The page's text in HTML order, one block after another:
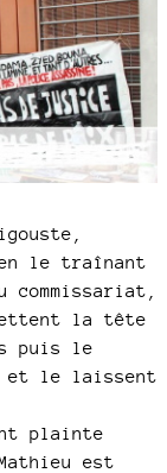
le traînant
commissariat,
la tête
puis le
et le laissent
plainte
est